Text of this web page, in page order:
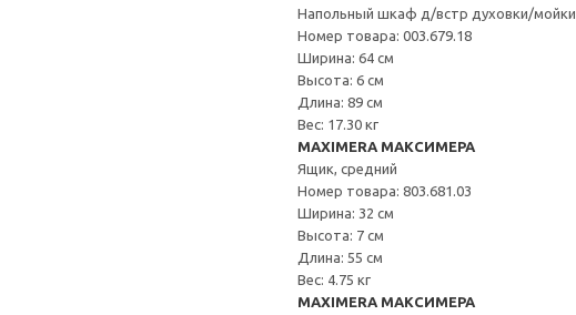
Напольный шкаф д/встр духовки/мойки
Номер товара: 003.679.18
Ширина: 64 см
Высота: 6 см
Длина: 89 см
Вес: 17.30 кг
MAXIMERA МАКСИМЕРА
Ящик, средний
Номер товара: 803.681.03
Ширина: 32 см
Высота: 7 см
Длина: 55 см
Вес: 4.75 кг
MAXIMERA МАКСИМЕРА